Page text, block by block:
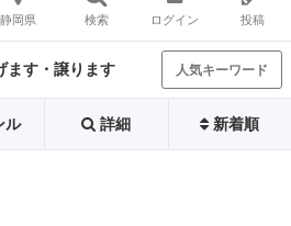
静岡県 検索 ログイン 投稿
ます・譲ります 人気キーワード
ル 詳細 新着順